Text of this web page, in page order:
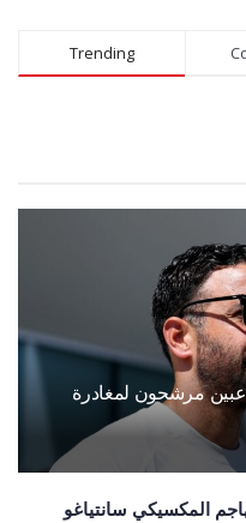
Trending
مرشحون لمغادرة
المكسيكي سانتياغو